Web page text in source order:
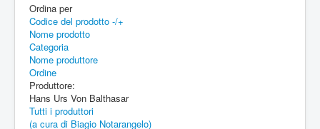
Ordina per
Codice del prodotto -/+
Nome prodotto
Categoria
Nome produttore
Ordine
Produttore:
Hans Urs Von Balthasar
Tutti i produttori
(a cura di Biagio Notarangelo)